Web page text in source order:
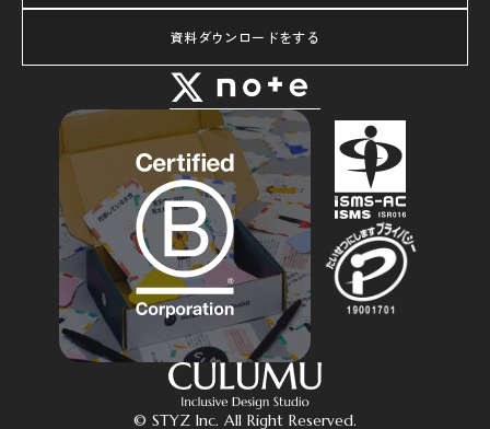
資料ダウンロードをする
© STYZ Inc. All Right Reserved.